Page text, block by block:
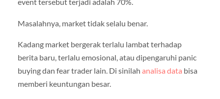
event tersebut terjadi adalah 70%.
Masalahnya, market tidak selalu benar.
Kadang market bergerak terlalu lambat terhadap
berita baru, terlalu emosional, atau dipengaruhi panic
buying dan fear trader lain. Di sinilah analisa data bisa
memberi keuntungan besar.